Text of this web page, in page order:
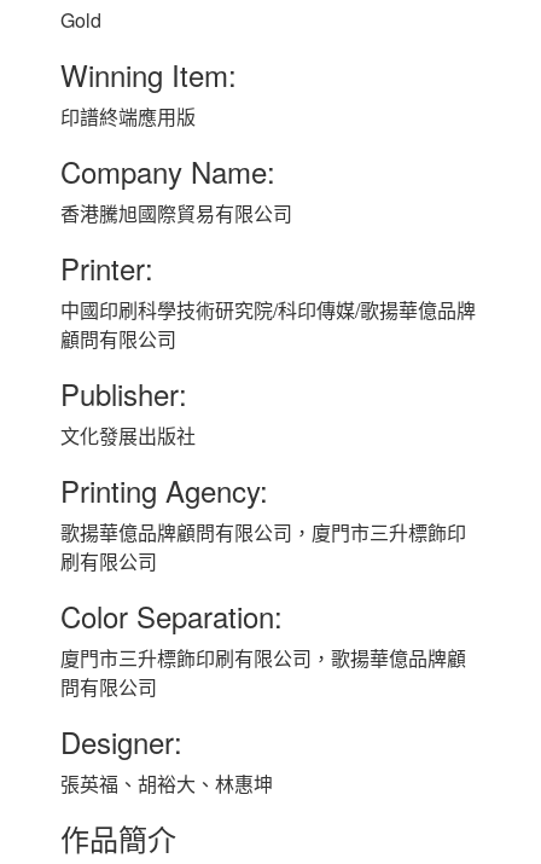
Gold
Winning Item:
印譜終端應用版
Company Name:
香港騰旭國際貿易有限公司
Printer:
中國印刷科學技術研究院/科印傳媒/歌揚華億品牌
顧問有限公司
Publisher:
文化發展出版社
Printing Agency:
歌揚華億品牌顧問有限公司，廈門市三升標飾印
刷有限公司
Color Separation:
廈門市三升標飾印刷有限公司，歌揚華億品牌顧
問有限公司
Designer:
張英福、胡裕大、林惠坤
作品簡介